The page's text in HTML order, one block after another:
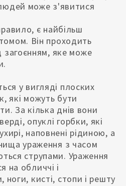
може з'явитися
є найбільш
Він проходить
загоєнням, яке може
у вигляді плоских
які можуть бути
За кілька днів вони
опуклі горбки, які
наповнені рідиною, а
ураження з часом
струпами. Ураження
на обличчі і
кисті, стопи і решту